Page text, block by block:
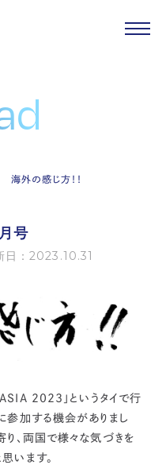
せ
プライバシーポリシー
び戦略サイトマップ
海外の感じ方！！
号
：2023.10.31
2023」というタイで行
参加する機会がありまし
り、両国で様々な気づきを
います。